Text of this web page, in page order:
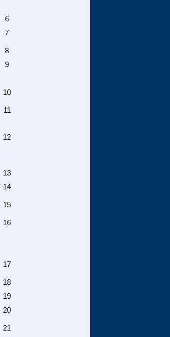
6
7
8
9
10
11
12
13
14
15
16
17
18
19
20
21